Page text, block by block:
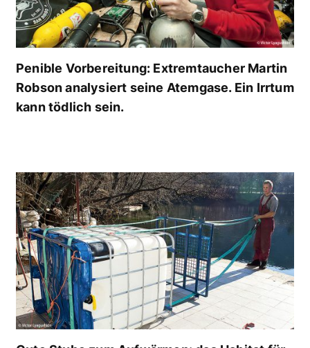
Penible Vorbereitung: Extremtaucher Martin
Robson analysiert seine Atemgase. Ein Irrtum
kann tödlich sein.